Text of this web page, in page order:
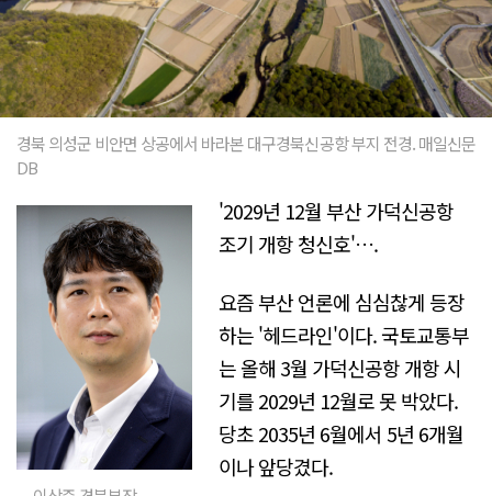
경북 의성군 비안면 상공에서 바라본 대구경북신공항 부지 전경. 매일신문
DB
'2029년 12월 부산 가덕신공항
조기 개항 청신호'….
요즘 부산 언론에 심심찮게 등장
하는 '헤드라인'이다. 국토교통부
는 올해 3월 가덕신공항 개항 시
기를 2029년 12월로 못 박았다.
당초 2035년 6월에서 5년 6개월
이나 앞당겼다.